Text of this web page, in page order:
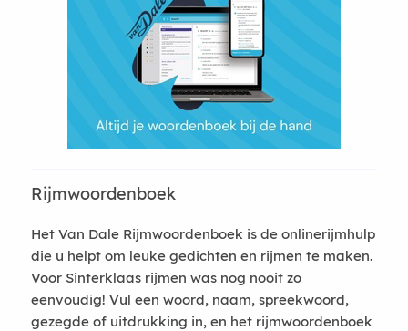
Rijmwoordenboek
Het Van Dale Rijmwoordenboek is de onlinerijmhulp
die u helpt om leuke gedichten en rijmen te maken.
Voor Sinterklaas rijmen was nog nooit zo
eenvoudig! Vul een woord, naam, spreekwoord,
gezegde of uitdrukking in, en het rijmwoordenboek